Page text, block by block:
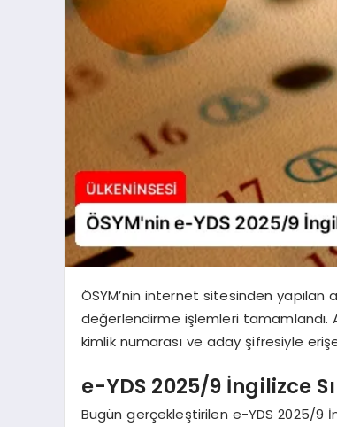
ÖSYM’nin internet sitesinden yapılan
değerlendirme işlemleri tamamlandı.
kimlik numarası ve aday şifresiyle
e-YDS 2025/9 İngilizce
Bugün gerçekleştirilen e-YDS 2025/9